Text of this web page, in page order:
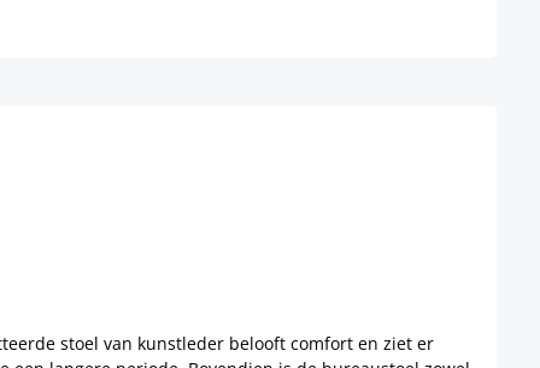
stoel van kunstleder belooft comfort en ziet er